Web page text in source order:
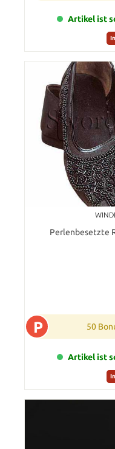
Artikel ist
Perlenbesetzte
P 50
Artikel ist